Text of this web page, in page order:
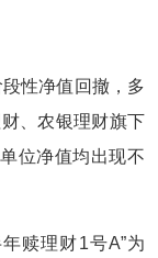
性净值回撤，多
、农银理财旗下
位净值均出现不
赎理财1号A”为